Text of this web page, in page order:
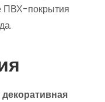
ПВХ-покрытия
декоративная